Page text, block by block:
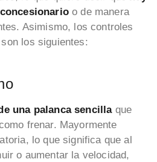
o de manera
Asimismo, los controles
los siguientes:
una palanca sencillaque
frenar. Mayormente
lo que significa que al
o aumentar la velocidad,